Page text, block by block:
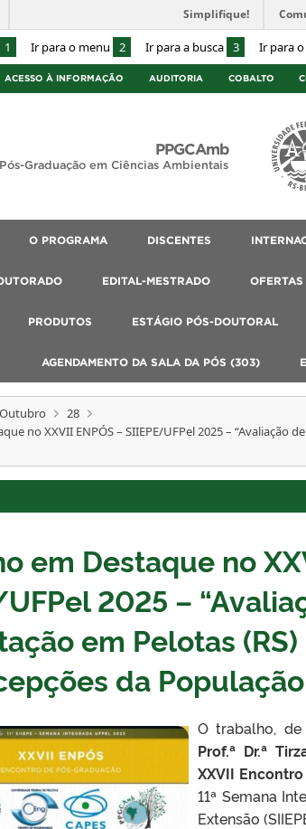
1 Ir para o menu 2 Ir para a busca 3 Ir para
Simplifique!
ACESSO À INFORMAÇÃO AUDITORIA COBALTO
PPGCAmb
Graduação em Ciências Ambientais
O PROGRAMA DISCENTES
EDITAL-MESTRADO OFERTAS
PRODUTOS ESTÁGIO PÓS-DOUTORAL
AGENDAMENTO DA SALA DA PÓS (303)
Outubro
28
no XXVII ENPÓS – SIIEPE/UFPel 2025 –
em Destaque no
2025 –
em Pelotas
da
O trabalho,
Prof.ª Dr.ª
XXVII
11ª Semana
Extensão